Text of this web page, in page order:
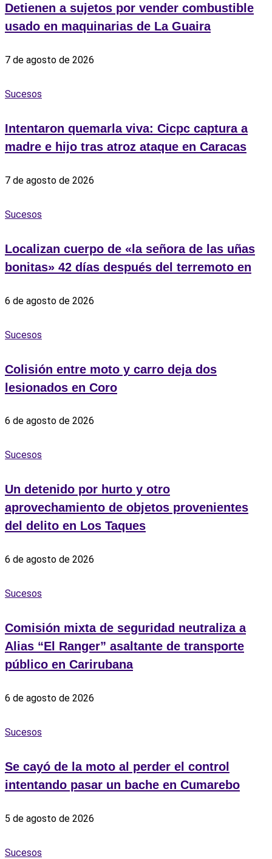
Detienen a sujetos por vender combustible
usado en maquinarias de La Guaira
7 de agosto de 2026
Sucesos
Intentaron quemarla viva: Cicpc captura a
madre e hijo tras atroz ataque en Caracas
7 de agosto de 2026
Sucesos
Localizan cuerpo de «la señora de las uñas
bonitas» 42 días después del terremoto en
6 de agosto de 2026
Sucesos
Colisión entre moto y carro deja dos
lesionados en Coro
6 de agosto de 2026
Sucesos
Un detenido por hurto y otro
aprovechamiento de objetos provenientes
del delito en Los Taques
6 de agosto de 2026
Sucesos
Comisión mixta de seguridad neutraliza a
Alias “El Ranger” asaltante de transporte
público en Carirubana
6 de agosto de 2026
Sucesos
Se cayó de la moto al perder el control
intentando pasar un bache en Cumarebo
5 de agosto de 2026
Sucesos